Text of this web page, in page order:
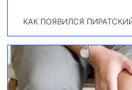
КАК ПОЯВИЛСЯ